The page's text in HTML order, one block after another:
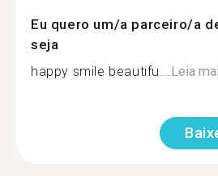
Eu quero um/a parceiro/a
seja
happy smile beautifu...Leia